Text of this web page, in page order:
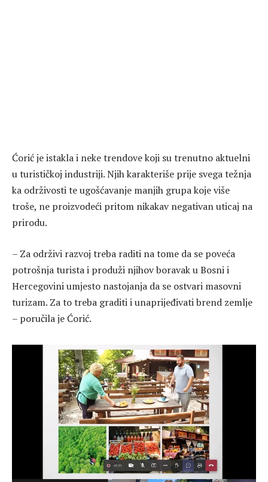
Ćorić je istakla i neke trendove koji su trenutno aktuelni
u turističkoj industriji. Njih karakteriše prije svega težnja
ka održivosti te ugošćavanje manjih grupa koje više
troše, ne proizvodeći pritom nikakav negativan uticaj na
prirodu.
– Za održivi razvoj treba raditi na tome da se poveća
potrošnja turista i produži njihov boravak u Bosni i
Hercegovini umjesto nastojanja da se ostvari masovni
turizam. Za to treba graditi i unaprijeđivati brend zemlje
– poručila je Ćorić.